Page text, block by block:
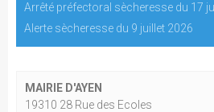
Arrêté préfectoral sècheresse du 17
Alerte sècheresse du 9 juillet 2026
MAIRIE D'AYEN
19310 28 Rue des Ecoles